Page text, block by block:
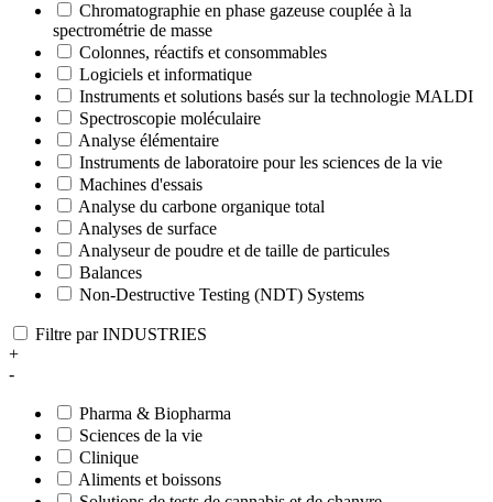
Chromatographie en phase gazeuse couplée à la
spectrométrie de masse
Colonnes, réactifs et consommables
Logiciels et informatique
Instruments et solutions basés sur la technologie MALDI
Spectroscopie moléculaire
Analyse élémentaire
Instruments de laboratoire pour les sciences de la vie
Machines d'essais
Analyse du carbone organique total
Analyses de surface
Analyseur de poudre et de taille de particules
Balances
Non-Destructive Testing (NDT) Systems
Filtre par INDUSTRIES
+
-
Pharma & Biopharma
Sciences de la vie
Clinique
Aliments et boissons